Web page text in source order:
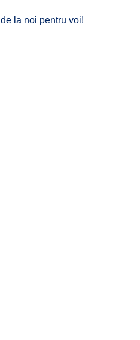
de la noi pentru voi!